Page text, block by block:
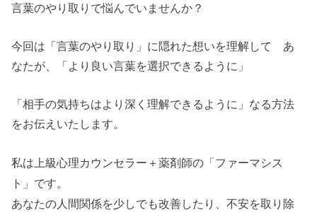
言葉のやり取りで悩んでいませんか？
今回は「言葉のやり取り」に隠れた想いを理解して あ
なたが、「より良い言葉を選択できるように」
「相手の気持ちはより深く理解できるように」なる方法
をお伝えいたします。
私は上級心理カウンセラー＋薬剤師の「ファーマシス
ト」です。
あなたの人間関係を少しでも改善したり、不安を取り除